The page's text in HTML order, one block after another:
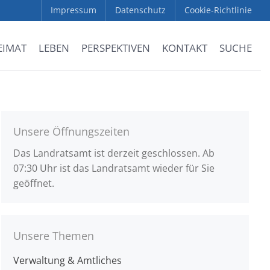
Impressum Datenschutz Cookie-Richtlinie
LEBEN PERSPEKTIVEN KONTAKT SUCHE
Unsere Öffnungszeiten
Das Landratsamt ist derzeit geschlossen. Ab
07:30 Uhr ist das Landratsamt wieder für Sie
geöffnet.
Unsere Themen
Verwaltung & Amtliches